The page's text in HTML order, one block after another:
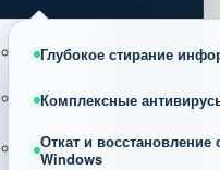
Глубокое стирание
Комплексные
Откат и восстановление
Windows